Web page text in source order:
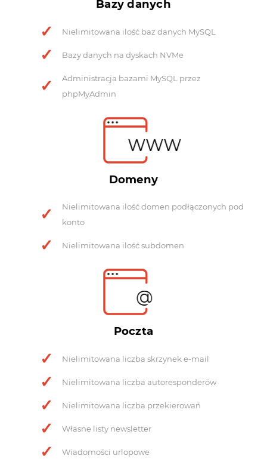
Bazy danych
Nielimitowana ilość baz danych MySQL
Bazy danych na dyskach NVMe
Administracja bazami MySQL przez
phpMyAdmin
WWW
Domeny
Nielimitowana ilość domen podłączonych pod
konto
Nielimitowana ilość subdomen
@
Poczta
Nielimitowana liczba skrzynek e-mail
Nielimitowana liczba autoresponderów
Nielimitowana liczba przekierowań
Własne listy newsletter
Wiadomości urlopowe